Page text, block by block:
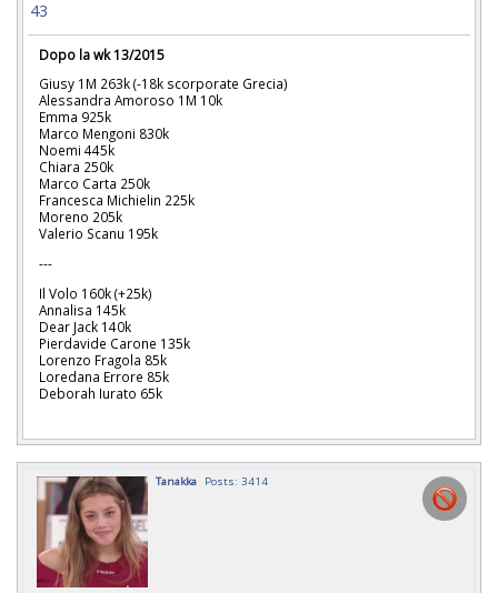
43
Dopo la wk 13/2015
Giusy 1M 263k (-18k scorporate Grecia)
Alessandra Amoroso 1M 10k
Emma 925k
Marco Mengoni 830k
Noemi 445k
Chiara 250k
Marco Carta 250k
Francesca Michielin 225k
Moreno 205k
Valerio Scanu 195k
---
Il Volo 160k (+25k)
Annalisa 145k
Dear Jack 140k
Pierdavide Carone 135k
Lorenzo Fragola 85k
Loredana Errore 85k
Deborah Iurato 65k
Tanakka Posts: 3414